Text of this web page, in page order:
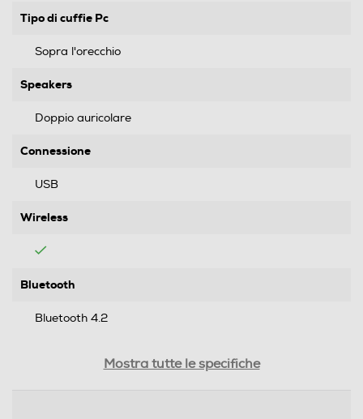
Tipo di cuffie Pc
Sopra l'orecchio
Speakers
Doppio auricolare
Connessione
USB
Wireless
Bluetooth
Bluetooth 4.2
Mostra tutte le specifiche